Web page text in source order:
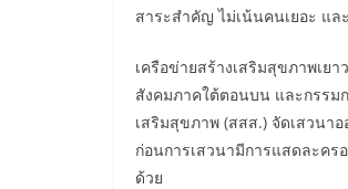
สาระสำคัญ ไม่เน้นคนเยอะ แ
เครือข่ายสร้างเสริมสุขภาพเย
สังคมภาคใต้ตอนบน และกรร
เสริมสุขภาพ (สสส.) จัดเสวนา
ก่อนการเสวนามีการแสดละคร
ด้วย